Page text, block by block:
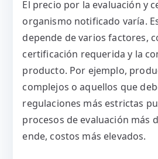
El precio por la evaluación y
organismo notificado varía.
depende de varios factores,
certificación requerida y la
producto. Por ejemplo,
complejos o aquellos que
regulaciones más estrictas
procesos de evaluación más
ende, costos más elevados.